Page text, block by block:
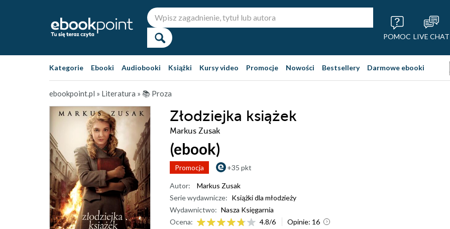
POMOC LIVE CHAT
Kategorie Ebooki Audiobooki Książki Kursy video Promocje Nowości Bestsellery Darmowe ebooki
ebookpoint.pl » Literatura » 📚 Proza
Złodziejka książek
Markus Zusak
(ebook)
Promocja +35 pkt
Autor:
Markus Zusak
Serie wydawnicze: Książki dla młodzieży
Wydawnictwo: Nasza Księgarnia
Ocena:
4.8/6 Opinie: 16